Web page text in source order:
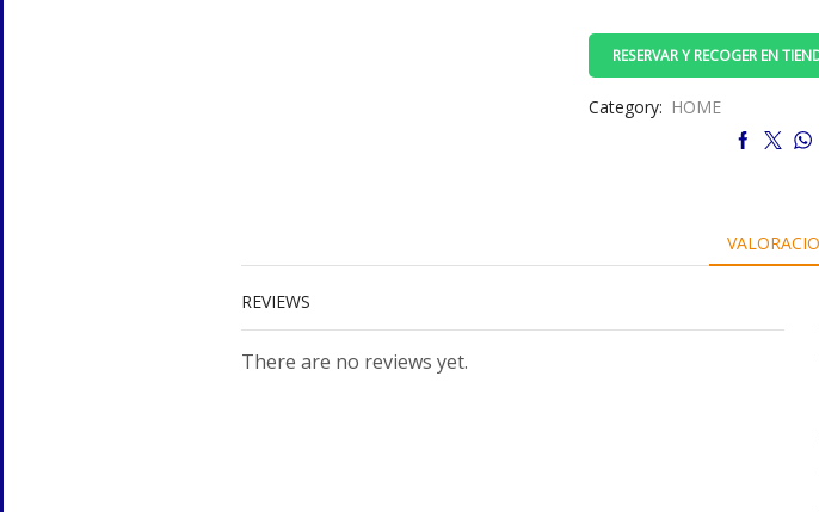
RESERVAR Y RECOGER EN
Category: HOME
REVIEWS
There are no reviews yet.